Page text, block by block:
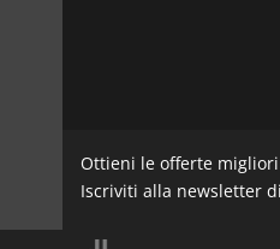
Ottieni le offerte
Iscriviti alla newsletter